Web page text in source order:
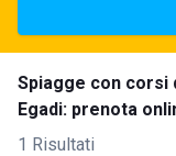
Spiagge con
Egadi: prenota
1 Risultati